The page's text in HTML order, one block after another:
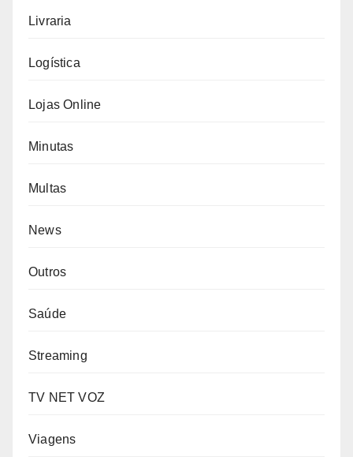
Livraria
Logística
Lojas Online
Minutas
Multas
News
Outros
Saúde
Streaming
TV NET VOZ
Viagens